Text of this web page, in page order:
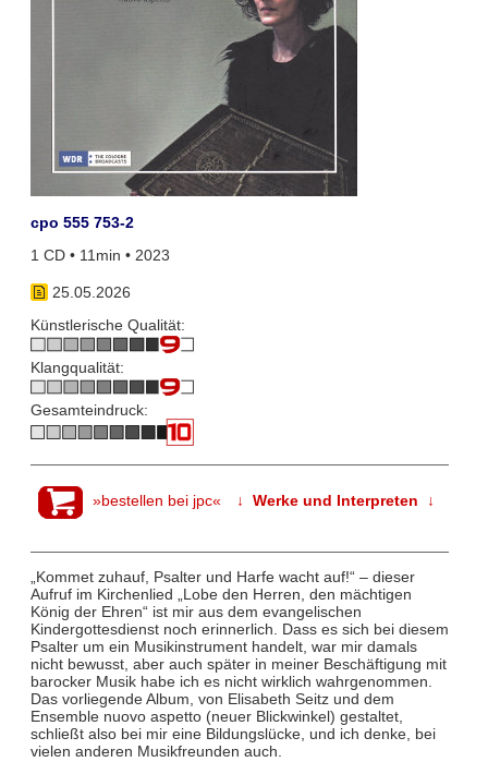
cpo 555 753-2
1 CD • 11min • 2023
25.05.2026
Künstlerische Qualität:
Klangqualität:
Gesamteindruck:
»bestellen bei jpc« ↓ Werke und Interpreten ↓
„Kommet zuhauf, Psalter und Harfe wacht auf!“ – dieser
Aufruf im Kirchenlied „Lobe den Herren, den mächtigen
König der Ehren“ ist mir aus dem evangelischen
Kindergottesdienst noch erinnerlich. Dass es sich bei diesem
Psalter um ein Musikinstrument handelt, war mir damals
nicht bewusst, aber auch später in meiner Beschäftigung mit
barocker Musik habe ich es nicht wirklich wahrgenommen.
Das vorliegende Album, von Elisabeth Seitz und dem
Ensemble nuovo aspetto (neuer Blickwinkel) gestaltet,
schließt also bei mir eine Bildungslücke, und ich denke, bei
vielen anderen Musikfreunden auch.